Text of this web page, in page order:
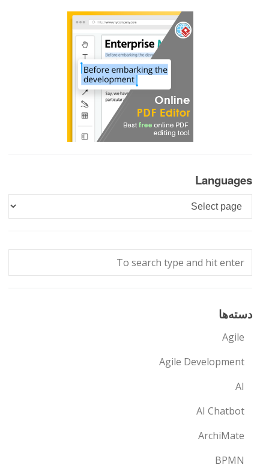
Languages
Languages
دسته‌ها
Agile
Agile Development
AI
AI Chatbot
ArchiMate
BPMN